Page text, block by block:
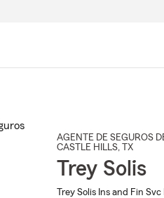
AGENTE DE SEGUROS
CASTLE HILLS, TX
Trey Solis
Trey Solis Ins and Fin Svc